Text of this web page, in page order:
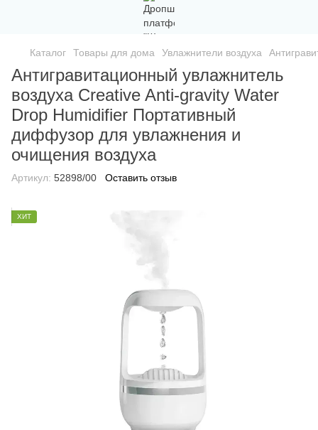
Каталог Товары для дома Увлажнители воздуха
Антигравитационный увлажнитель
воздуха Creative Anti-gravity Water
Drop Humidifier Портативный
диффузор для увлажнения и
очищения воздуха
Артикул: 52898/00 Оставить отзыв
ХИТ